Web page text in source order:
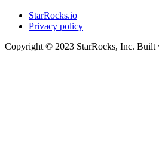
StarRocks.io
Privacy policy
Copyright © 2023 StarRocks, Inc. Built